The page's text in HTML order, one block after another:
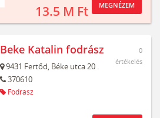
13.5 M Ft MEGNÉZEM
Beke Katalin fodrász
9431 Fertőd, Béke utca 20 .
370610
Fodrász
0
értékelés